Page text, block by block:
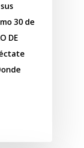
30 de
DE